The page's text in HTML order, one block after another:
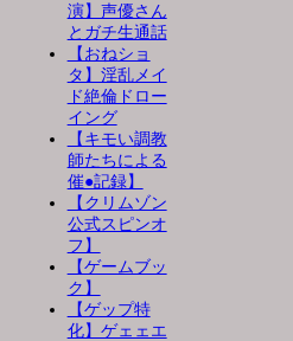
演】声優さん
とガチ生通話
【おねショ
タ】淫乱メイ
ド絶倫ドロー
イング
【キモい調教
師たちによる
催●記録】
【クリムゾン
公式スピンオ
フ】
【ゲームブッ
ク】
【ゲップ特
化】ゲェェエ